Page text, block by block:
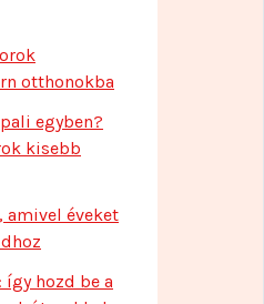
otthonokba
egyben?
kisebb
amivel éveket
hozd be a